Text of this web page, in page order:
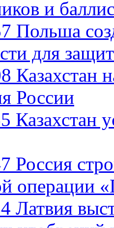
и
Польша
для
Казахстан
России
Казахстан
Россия
операции
Латвия